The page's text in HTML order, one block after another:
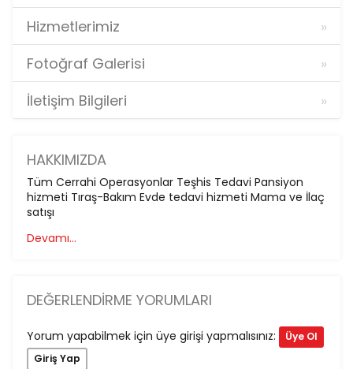
Hizmetlerimiz
Fotoğraf Galerisi
İletişim Bilgileri
HAKKIMIZDA
Tüm Cerrahi Operasyonlar Teşhis Tedavi Pansiyon
hizmeti Tıraş-Bakım Evde tedavi hizmeti Mama ve İlaç
satışı
Devamı...
DEĞERLENDIRME YORUMLARI
Yorum yapabilmek için üye girişi yapmalısınız:
Üye Ol
Giriş Yap